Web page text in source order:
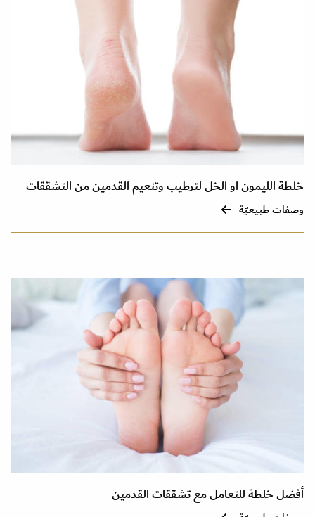
خلطة الليمون او الخل لترطيب وتنعيم القدمين من التشققات
وصفات طبيعيّة
أفضل خلطة للتعامل مع تشققات القدمين